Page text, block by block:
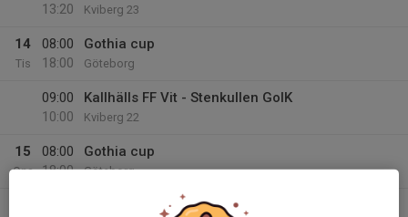
13:20
Kviberg 23
14
Tis
08:00
18:00
Gothia cup
Göteborg
09:00
10:00
Kallhälls FF Vit - Stenkullen GoIK
Kviberg 22
15
Ons
08:00
18:00
Gothia cup
Göteborg
Stenkullen GoIK - ProGen FC